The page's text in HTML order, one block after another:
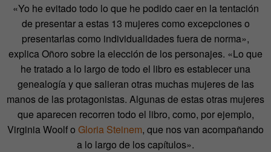
«Yo he evitado todo lo que he podido caer en la tentación
de presentar a estas 13 mujeres como excepciones o
presentarlas como individualidades fuera de norma»,
explica Oñoro sobre la elección de los personajes. «Lo que
he tratado a lo largo de todo el libro es establecer una
genealogía y que salieran otras muchas mujeres de las
manos de las protagonistas. Algunas de estas otras mujeres
que aparecen recorren todo el libro, como, por ejemplo,
Virginia Woolf o Gloria Steinem, que nos van acompañando
a lo largo de los capítulos».